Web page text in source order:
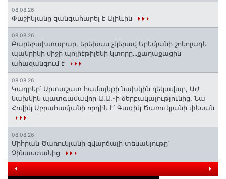
08.08.26
Փաշինյանը զանգահարել է Ալիևին
08.08.26
Բարեբախտաբար, երեխաս չկերավ Երեմյանի շոկոլադե
պանրիկի միջի պոլիէթիլենի կտորը․․․քաղաքացին
ահազանգում է
08.08.26
Կադրեր՝ Արտաշատ համայնքի նախկին ղեկավար, ԱԺ
նախկին պատգամավոր Ա.Ա.-ի ձերբակալությունից. Նա
Հովիկ Աբրահամյանի որդին է՝ Գագիկ Ծառուկյանի փեսան
08.08.26
Միհրան Ծառուկյանի զվարճալի տեսանյութը՝
Չինաստանից